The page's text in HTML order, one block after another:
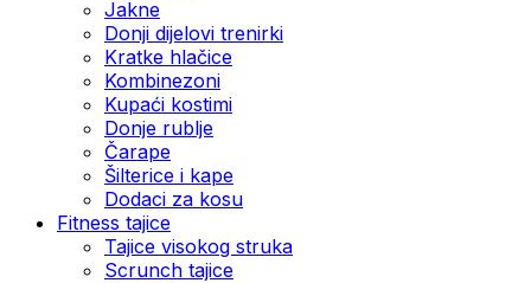
Jakne
Donji dijelovi trenirki
Kratke hlačice
Kombinezoni
Kupaći kostimi
Donje rublje
Čarape
Šilterice i kape
Dodaci za kosu
Fitness tajice
Tajice visokog struka
Scrunch tajice